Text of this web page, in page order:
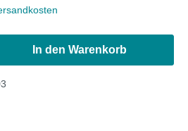
In den Warenkorb